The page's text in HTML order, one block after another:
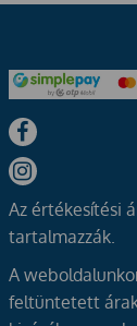
Az értékesítési
tartalmazzák.
A
feltüntetett